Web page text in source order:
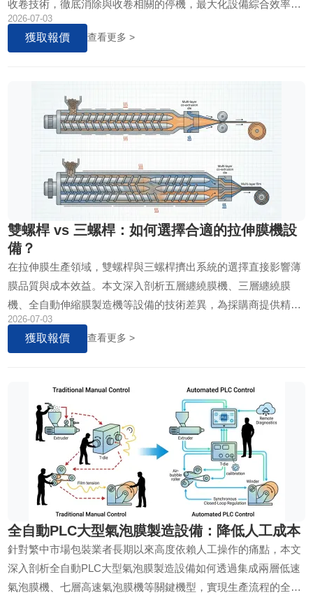
收卷技術，徹底消除與收卷相關的停機，最大化設備綜合效率
（OEE）。
2026-07-03
獲取報價 查看更多 >
雙螺桿 vs 三螺桿：如何選擇合適的拉伸膜機設
備？
在拉伸膜生產領域，雙螺桿與三螺桿擠出系統的選擇直接影響薄
膜品質與成本效益。本文深入剖析五層纏繞膜機、三層纏繞膜
機、全自動伸縮膜製造機等設備的技術差異，為採購商提供精準
決策依據。
2026-07-03
獲取報價 查看更多 >
全自動PLC大型氣泡膜製造設備：降低人工成本
針對繁中市場包裝業者長期以來高度依賴人工操作的痛點，本文
深入剖析全自動PLC大型氣泡膜製造設備如何透過集成兩層低速
氣泡膜機、七層高速氣泡膜機等關鍵機型，實現生產流程的全自